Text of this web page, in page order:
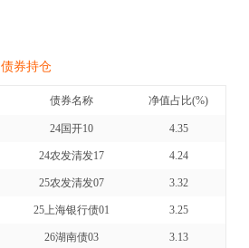
债券持仓
债券名称 净值占比(%)
24国开10 4.35
24农发清发17 4.24
25农发清发07 3.32
25上海银行债01 3.25
26湖南债03 3.13